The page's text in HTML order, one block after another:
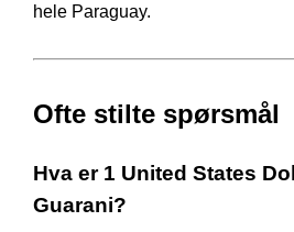
hele Paraguay.
Ofte stilte spørsmål
Hva er 1 United States
Guarani?